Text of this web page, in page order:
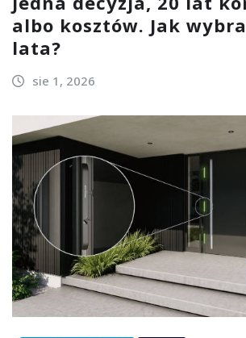
albo kosztów. Jak
lata?
sie 1, 2026